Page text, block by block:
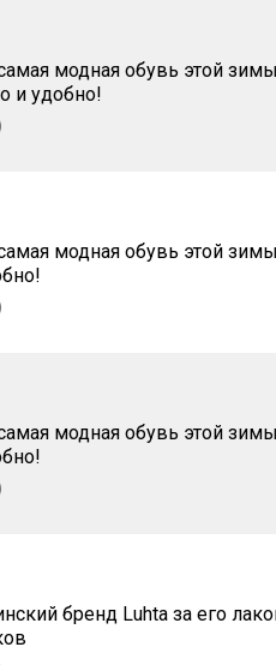
модная обувь этой
и удобно!
модная обувь этой
модная обувь этой
бренд Luhta за его